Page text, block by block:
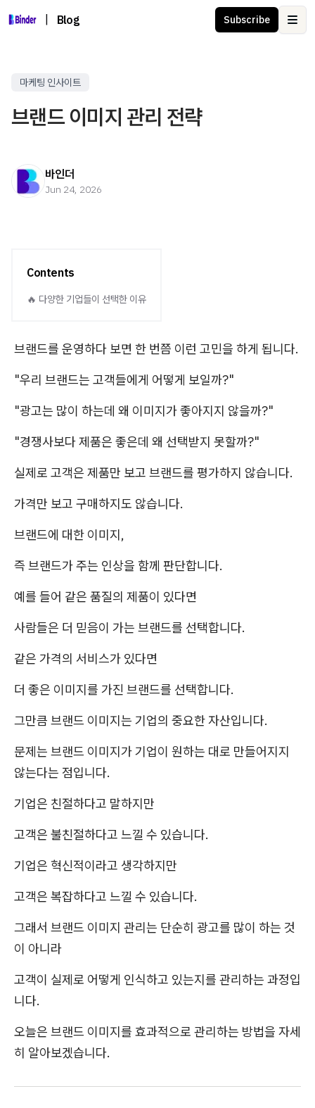
Blog Subscribe
마케팅 인사이트
브랜드 이미지 관리 전략
바인더
Jun 24, 2026
Contents
🔥 다양한 기업들이 선택한 이유
브랜드를 운영하다 보면 한 번쯤 이런 고민을 하게 됩니다.
"우리 브랜드는 고객들에게 어떻게 보일까?"
"광고는 많이 하는데 왜 이미지가 좋아지지 않을까?"
"경쟁사보다 제품은 좋은데 왜 선택받지 못할까?"
실제로 고객은 제품만 보고 브랜드를 평가하지 않습니다.
가격만 보고 구매하지도 않습니다.
브랜드에 대한 이미지,
즉 브랜드가 주는 인상을 함께 판단합니다.
예를 들어 같은 품질의 제품이 있다면
사람들은 더 믿음이 가는 브랜드를 선택합니다.
같은 가격의 서비스가 있다면
더 좋은 이미지를 가진 브랜드를 선택합니다.
그만큼 브랜드 이미지는 기업의 중요한 자산입니다.
문제는 브랜드 이미지가 기업이 원하는 대로 만들어지지
않는다는 점입니다.
기업은 친절하다고 말하지만
고객은 불친절하다고 느낄 수 있습니다.
기업은 혁신적이라고 생각하지만
고객은 복잡하다고 느낄 수 있습니다.
그래서 브랜드 이미지 관리는 단순히 광고를 많이 하는 것
이 아니라
고객이 실제로 어떻게 인식하고 있는지를 관리하는 과정입
니다.
오늘은 브랜드 이미지를 효과적으로 관리하는 방법을 자세
히 알아보겠습니다.